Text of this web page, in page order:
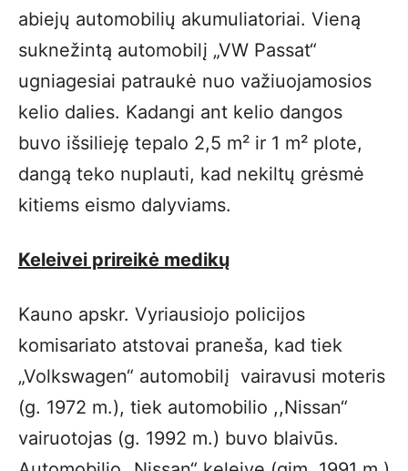
abiejų automobilių akumuliatoriai. Vieną
suknežintą automobilį „VW Passat“
ugniagesiai patraukė nuo važiuojamosios
kelio dalies. Kadangi ant kelio dangos
buvo išsilieję tepalo 2,5 m² ir 1 m² plote,
dangą teko nuplauti, kad nekiltų grėsmė
kitiems eismo dalyviams.
Keleivei prireikė medikų
Kauno apskr. Vyriausiojo policijos
komisariato atstovai praneša, kad tiek
„Volkswagen“ automobilį vairavusi moteris
(g. 1972 m.), tiek automobilio ,,Nissan“
vairuotojas (g. 1992 m.) buvo blaivūs.